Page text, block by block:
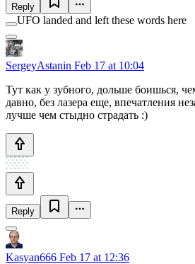
Reply
UFO landed and left these words here
SergeyAstanin Feb 17 at 10:04
Тут как у зубного, дольше боишься,
давно, без лазера еще, впечатления
лучше чем стыдно страдать :)
Reply
Kasyan666 Feb 17 at 12:36